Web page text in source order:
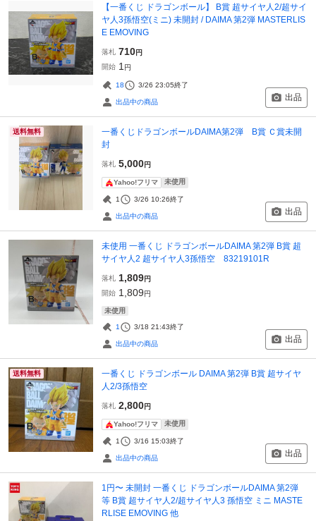
【一番くじ ドラゴンボール】 B賞 超サイヤ人2/超サイ
ヤ人3孫悟空(ミニ) 未開封 / DAIMA 第2弾 MASTERLIS
E EMOVING
落札 710円
開始 1 円
18 3/26 23:05終了
出品中の商品 出品
送料無料
一番くじドラゴンボールDAIMA第2弾 B賞 Ｃ賞未開
封
落札 5,000円
Yahoo!フリマ 未使用
1 3/26 10:26終了
出品中の商品 出品
未使用 一番くじ ドラゴンボールDAIMA 第2弾 B賞 超
サイヤ人2 超サイヤ人3孫悟空 83219101R
落札 1,809円
開始 1,809円
未使用
1 3/18 21:43終了
出品中の商品 出品
送料無料
一番くじ ドラゴンボール DAIMA 第2弾 B賞 超サイヤ
人2/3孫悟空
落札 2,800円
Yahoo!フリマ 未使用
1 3/16 15:03終了
出品中の商品 出品
1円〜 未開封 一番くじ ドラゴンボールDAIMA 第2弾
等 B賞 超サイヤ人2/超サイヤ人3 孫悟空 ミニ MASTE
RLISE EMOVING 他